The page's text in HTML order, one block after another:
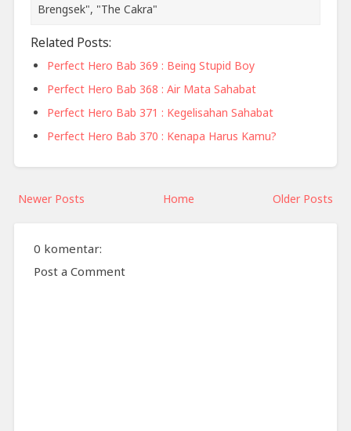
Brengsek", "The Cakra"
Related Posts:
Perfect Hero Bab 369 : Being Stupid Boy
Perfect Hero Bab 368 : Air Mata Sahabat
Perfect Hero Bab 371 : Kegelisahan Sahabat
Perfect Hero Bab 370 : Kenapa Harus Kamu?
Newer Posts Older Posts
Home
0 komentar:
Post a Comment